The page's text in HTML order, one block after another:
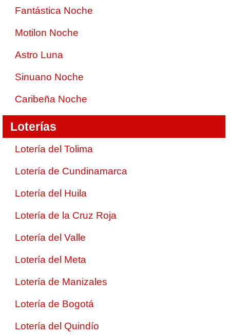
Fantástica Noche
Motilon Noche
Astro Luna
Sinuano Noche
Caribeña Noche
Loterías
Lotería del Tolima
Lotería de Cundinamarca
Lotería del Huila
Lotería de la Cruz Roja
Lotería del Valle
Lotería del Meta
Lotería de Manizales
Lotería de Bogotá
Lotería del Quindío